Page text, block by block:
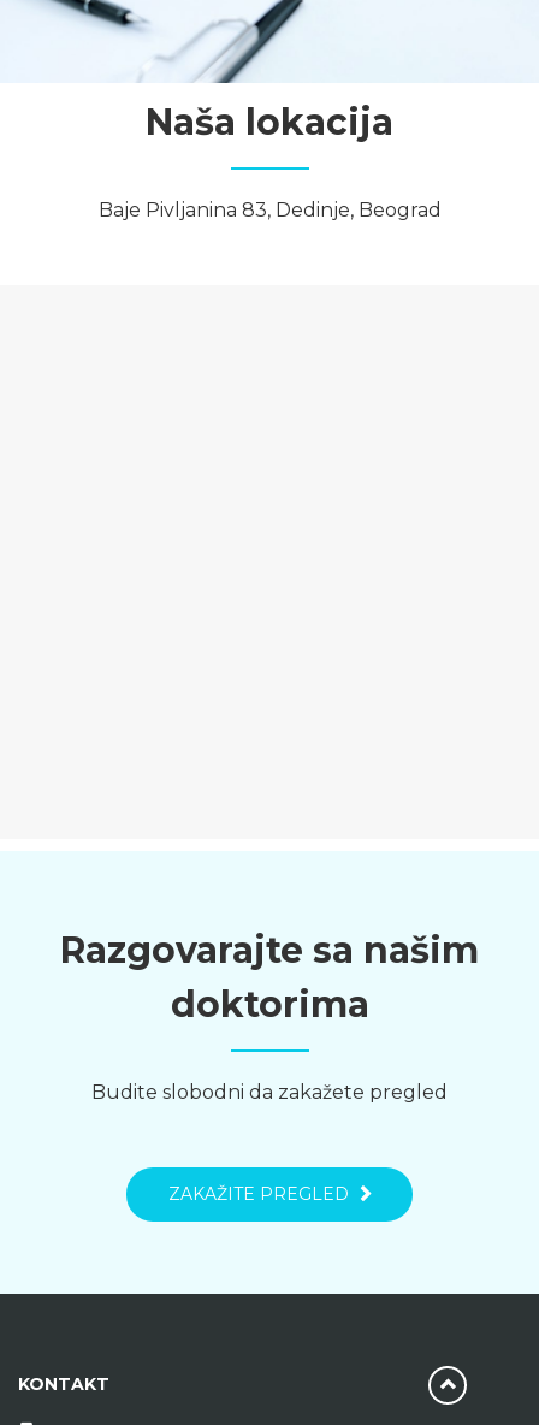
Naša lokacija
Baje Pivljanina 83, Dedinje, Beograd
Razgovarajte sa našim
doktorima
Budite slobodni da zakažete pregled
ZAKAŽITE PREGLED
KONTAKT